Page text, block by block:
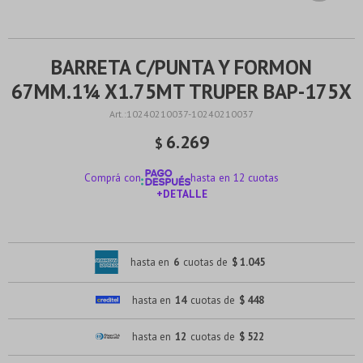
BARRETA C/PUNTA Y FORMON
67MM.1¼ X1.75MT TRUPER BAP-175X
10240210037-10240210037
$ 6.269
Comprá con
hasta en 12 cuotas
+DETALLE
hasta en 6 cuotas de $ 1.045
hasta en 14 cuotas de $ 448
hasta en 12 cuotas de $ 522